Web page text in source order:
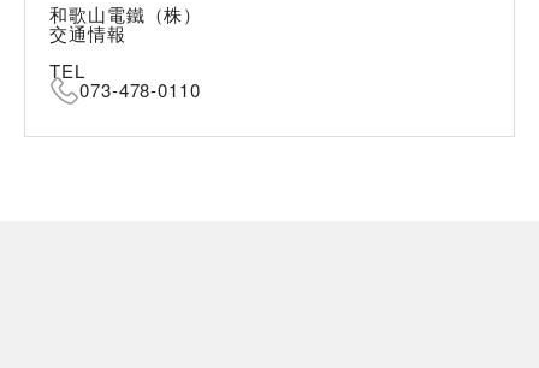
和歌山電鐵（株）
交通情報
TEL
073-478-0110